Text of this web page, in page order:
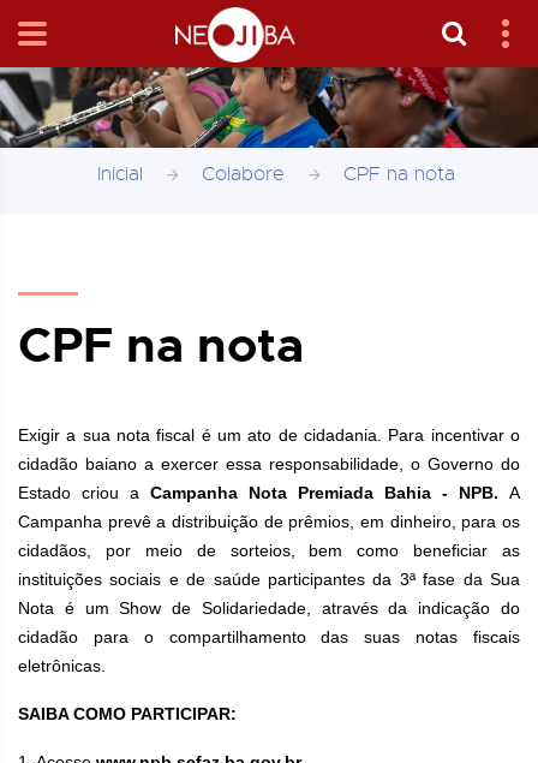
Inicial Colabore CPF na nota
CPF na nota
Exigir a sua nota fiscal é um ato de cidadania. Para incentivar o
cidadão baiano a exercer essa responsabilidade, o Governo do
Estado criou a Campanha Nota Premiada Bahia - NPB. A
Campanha prevê a distribuição de prêmios, em dinheiro, para os
cidadãos, por meio de sorteios, bem como beneficiar as
instituições sociais e de saúde participantes da 3ª fase da Sua
Nota é um Show de Solidariedade, através da indicação do
cidadão para o compartilhamento das suas notas fiscais
eletrônicas.
SAIBA COMO PARTICIPAR: